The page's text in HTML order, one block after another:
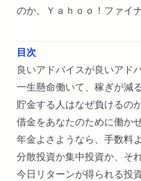
のか。Ｙａｈｏｏ！ファイ
目次
良いアドバイスが良いアド
一生懸命働いて、稼ぎが減
貯金する人はなぜ負けるの
借金をあなたのために働か
年金よさようなら、手数料
分散投資か集中投資か、そ
今日リターンが得られる投